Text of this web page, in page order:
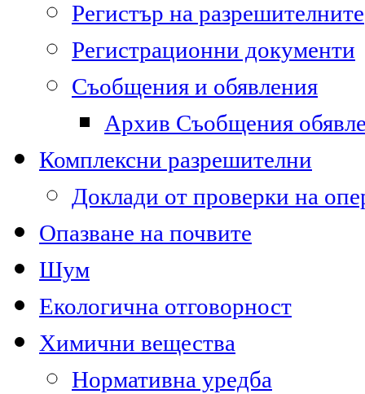
Регистър на разрешителните
Регистрационни документи
Съобщения и обявления
Архив Съобщения
Комплексни разрешителни
Доклади от проверки на
Опазване на почвите
Шум
Екологична отговорност
Химични вещества
Нормативна уредба